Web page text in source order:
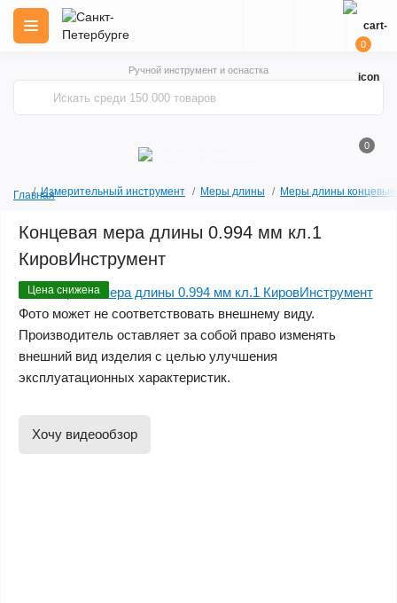
Ручной инструмент и оснастка
0
0
ГлавнаяИзмерительный инструмент Меры длины Меры длины
Концевая мера длины 0.994 мм кл.1
КировИнструмент
Цена снижена
Фото может не соответствовать внешнему виду.
Производитель оставляет за собой право изменять
внешний вид изделия с целью улучшения
эксплуатационных характеристик.
Хочу видеообзор